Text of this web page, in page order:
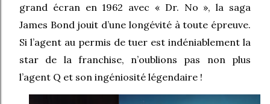
grand écran en 1962 avec « Dr. No », la saga
James Bond jouit d’une longévité à toute épreuve.
Si l’agent au permis de tuer est indéniablement la
star de la franchise, n’oublions pas non plus
l’agent Q et son ingéniosité légendaire !